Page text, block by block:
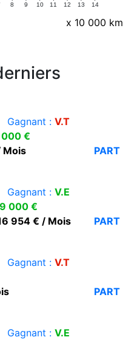
8 9 10 11 12 13 14
x 10 000 km
Gagnant : V.T
€
Mois
PART
Gagnant : V.E
000 €
954 € / Mois
PART
Gagnant : V.T
PART
Gagnant : V.E